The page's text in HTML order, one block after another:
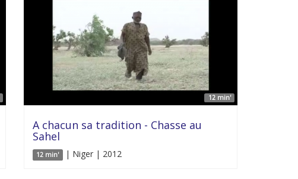
12 min'
A chacun sa tradition - Chasse au
Sahel
12 min' | Niger | 2012